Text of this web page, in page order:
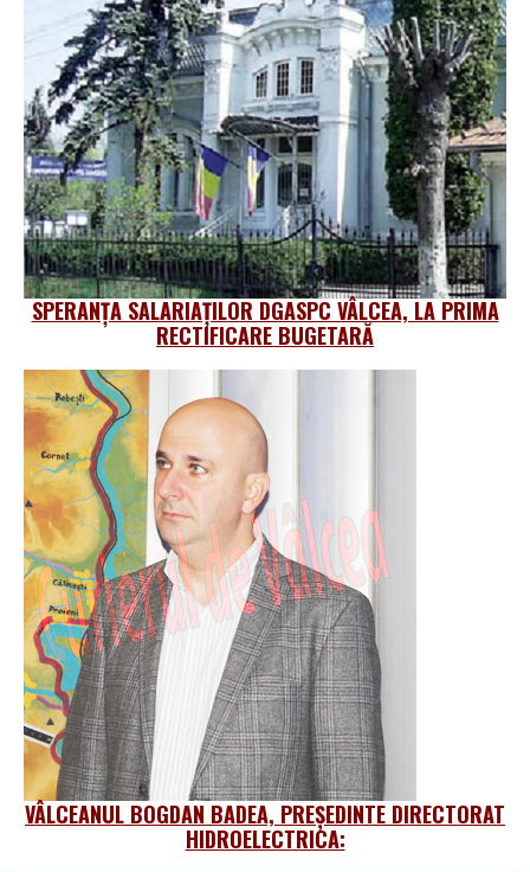
SPERANȚA SALARIAȚILOR DGASPC VÂLCEA, LA PRIMA
RECTIFICARE BUGETARĂ
VÂLCEANUL BOGDAN BADEA, PREȘEDINTE DIRECTORAT
HIDROELECTRICA: